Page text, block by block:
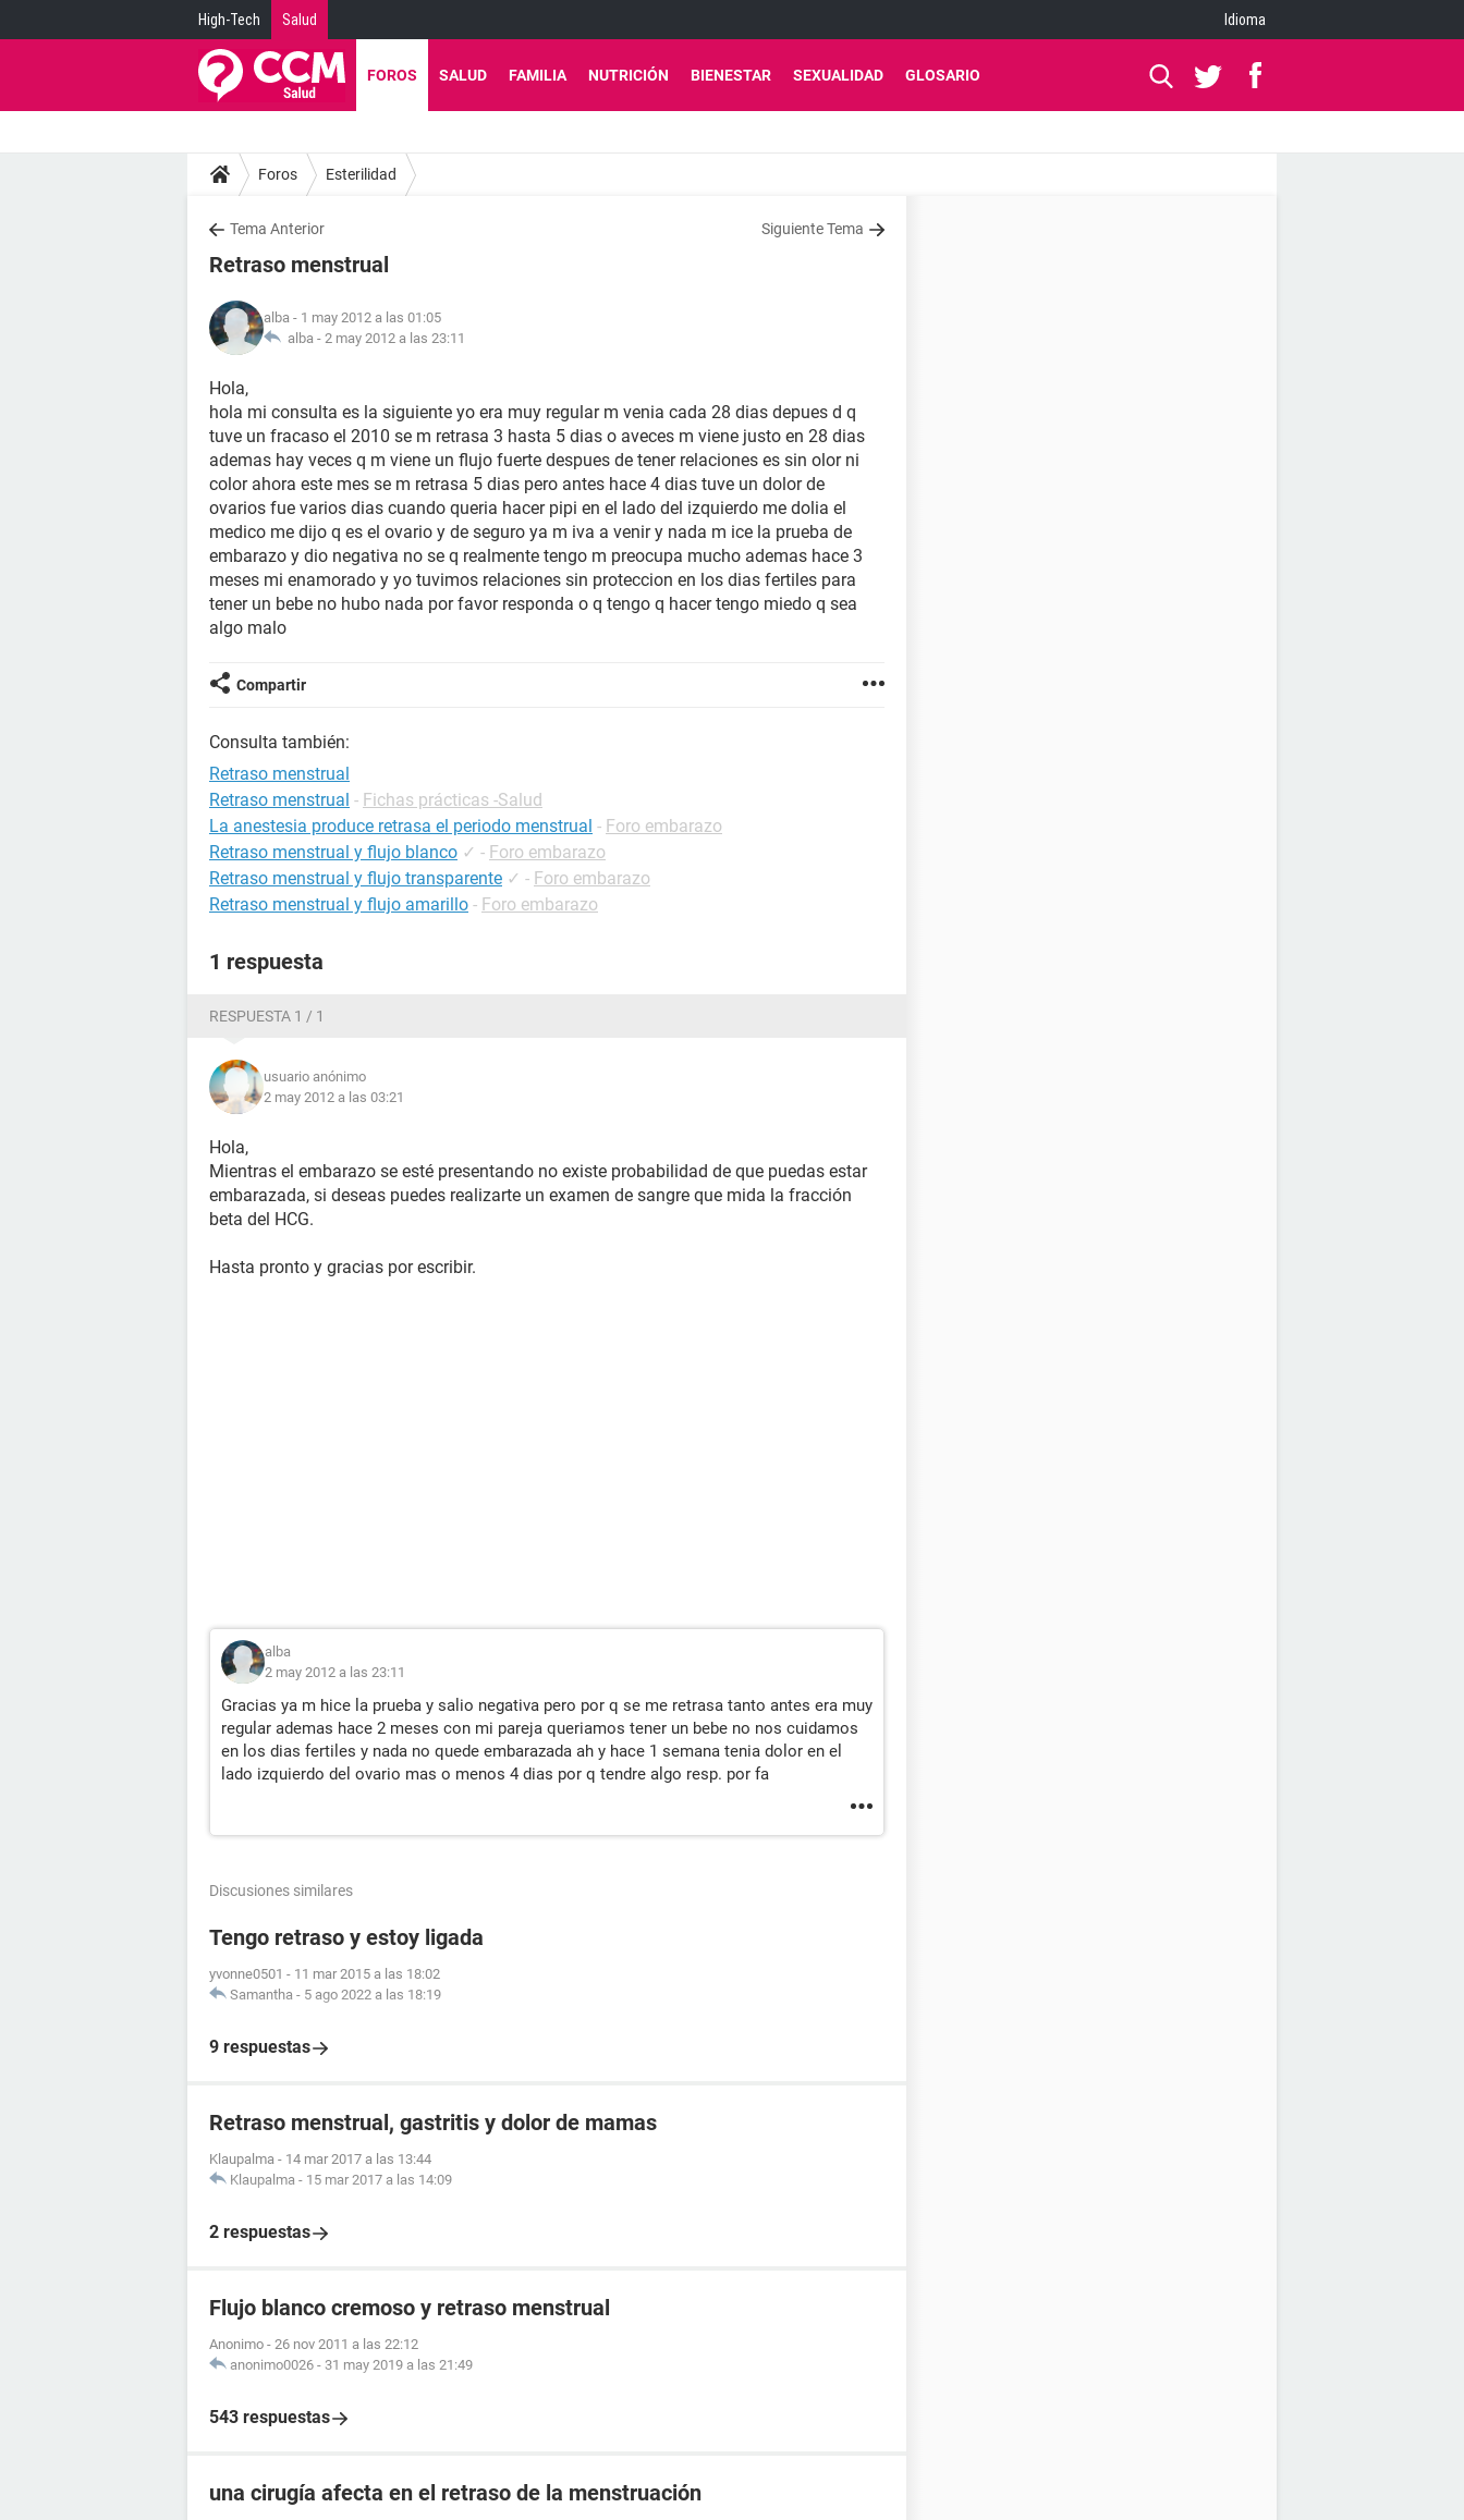
High-Tech Salud Idioma
FOROS SALUD FAMILIA NUTRICIÓN BIENESTAR SEXUALIDAD GLOSARIO
Foros Esterilidad
Tema Anterior Siguiente Tema
Retraso menstrual
alba - 1 may 2012 a las 01:05
alba - 2 may 2012 a las 23:11
Hola,
hola mi consulta es la siguiente yo era muy regular m venia cada 28 dias depues d q
tuve un fracaso el 2010 se m retrasa 3 hasta 5 dias o aveces m viene justo en 28 dias
ademas hay veces q m viene un flujo fuerte despues de tener relaciones es sin olor ni
color ahora este mes se m retrasa 5 dias pero antes hace 4 dias tuve un dolor de
ovarios fue varios dias cuando queria hacer pipi en el lado del izquierdo me dolia el
medico me dijo q es el ovario y de seguro ya m iva a venir y nada m ice la prueba de
embarazo y dio negativa no se q realmente tengo m preocupa mucho ademas hace 3
meses mi enamorado y yo tuvimos relaciones sin proteccion en los dias fertiles para
tener un bebe no hubo nada por favor responda o q tengo q hacer tengo miedo q sea
algo malo
Compartir
Consulta también:
Retraso menstrual
Retraso menstrual - Fichas prácticas -Salud
La anestesia produce retrasa el periodo menstrual - Foro embarazo
Retraso menstrual y flujo blanco ✓ - Foro embarazo
Retraso menstrual y flujo transparente ✓ - Foro embarazo
Retraso menstrual y flujo amarillo - Foro embarazo
1 respuesta
RESPUESTA 1 / 1
usuario anónimo
2 may 2012 a las 03:21
Hola,
Mientras el embarazo se esté presentando no existe probabilidad de que puedas estar
embarazada, si deseas puedes realizarte un examen de sangre que mida la fracción
beta del HCG.
Hasta pronto y gracias por escribir.
alba
2 may 2012 a las 23:11
Gracias ya m hice la prueba y salio negativa pero por q se me retrasa tanto antes era muy
regular ademas hace 2 meses con mi pareja queriamos tener un bebe no nos cuidamos
en los dias fertiles y nada no quede embarazada ah y hace 1 semana tenia dolor en el
lado izquierdo del ovario mas o menos 4 dias por q tendre algo resp. por fa
Discusiones similares
Tengo retraso y estoy ligada
yvonne0501 - 11 mar 2015 a las 18:02
Samantha - 5 ago 2022 a las 18:19
9 respuestas
Retraso menstrual, gastritis y dolor de mamas
Klaupalma - 14 mar 2017 a las 13:44
Klaupalma - 15 mar 2017 a las 14:09
2 respuestas
Flujo blanco cremoso y retraso menstrual
Anonimo - 26 nov 2011 a las 22:12
anonimo0026 - 31 may 2019 a las 21:49
543 respuestas
una cirugía afecta en el retraso de la menstruación